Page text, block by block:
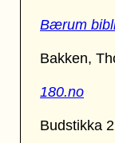
Bærum
Bakken,
180.no
Budstikka